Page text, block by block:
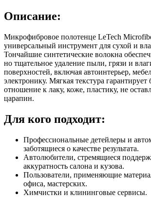
Описание:
Микрофибровое полотенце LeTech
универсальный инструмент для сухой и
Тончайшие синтетические волокна
но тщательное удаление пыли, грязи и
поверхностей, включая автоинтерьер,
электронику. Мягкая текстура гарантирует
отношение к лаку, коже, пластику, не
царапин.
Для кого подходит:
Профессиональные детейлеры и
заботящиеся о качестве результата.
Автолюбители, стремящиеся
аккуратность салона и кузова.
Пользователи, применяющие
офиса, мастерских.
Химчистки и клининговые сервисы.